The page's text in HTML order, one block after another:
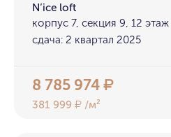
N’ice loft
корпус 7, секция 9, 12 этаж
сдача: 2 квартал 2025
8 785 974₽
381 999₽ /м²